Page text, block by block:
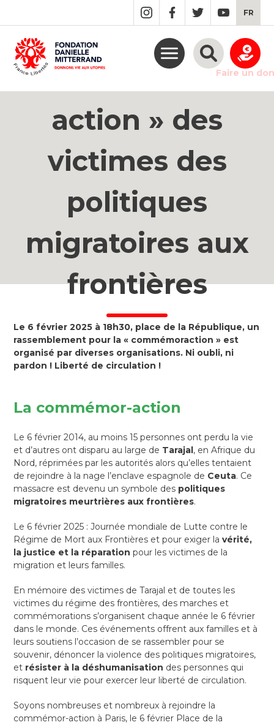
MAIN
CONTENT
FR
Faire un don
« Commémor-
action » des
victimes des
politiques
migratoires aux
frontières
Le 6 février 2025 à 18h30, place de la République, un
rassemblement pour la « commémoraction » est
organisé par diverses organisations. Ni oubli, ni
pardon ! Liberté de circulation !
La commémor-action
Le 6 février 2014, au moins 15 personnes ont perdu la vie
et d’autres ont disparu au large de Tarajal, en Afrique du
Nord, réprimées par les autorités alors qu’elles tentaient
de rejoindre à la nage l’enclave espagnole de Ceuta. Ce
massacre est devenu un symbole des politiques
migratoires meurtrières aux frontières.
Le 6 février 2025 : Journée mondiale de Lutte contre le
Régime de Mort aux Frontières et pour exiger lavérité,
la justice et la réparation pour les victimes de la
migration et leurs familles.
En mémoire des victimes de Tarajal et de toutes les
victimes du régime des frontières, des marches et
commémorations s’organisent chaque année le 6 février
dans le monde. Ces événements offrent aux familles et à
leurs soutiens l’occasion de se rassembler pour se
souvenir, dénoncer la violence des politiques migratoires,
et résister à la déshumanisation des personnes qui
risquent leur vie pour exercer leur liberté de circulation.
Soyons nombreuses et nombreux à rejoindre la
commémor-action à Paris, le 6 février Place de la